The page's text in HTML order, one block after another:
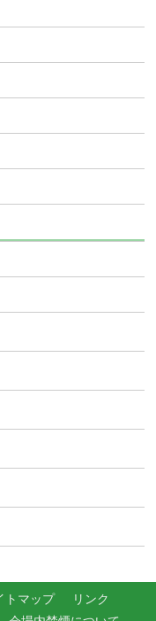
トマップ
リンク